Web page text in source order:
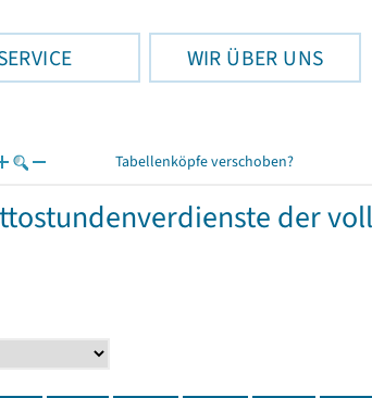
WIR ÜBER UNS
Tabellenköpfe verschoben?
der